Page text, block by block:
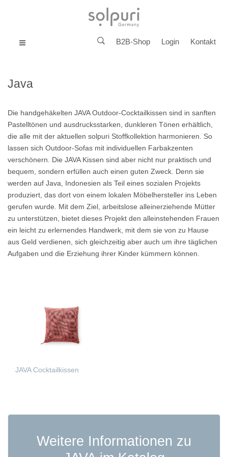
MENU B2B-Shop Login Kontakt
Java
Die handgehäkelten JAVA Outdoor-Cocktailkissen sind in sanften
Pastelltönen und ausdrucksstarken, dunkleren Tönen erhältlich,
die alle mit der aktuellen solpuri Stoffkollektion harmonieren. So
lassen sich Outdoor-Sofas mit individuellen Farbakzenten
verschönern. Die JAVA Kissen sind aber nicht nur praktisch und
bequem, sondern erfüllen auch einen guten Zweck. Denn sie
werden auf Java, Indonesien als Teil eines sozialen Projekts
produziert, das dort von einem lokalen Möbelhersteller ins Leben
gerufen wurde. Mit dem Ziel, arbeitslose alleinerziehende Mütter
zu unterstützen, bietet dieses Projekt den alleinstehenden Frauen
ein leicht zu erlernendes Handwerk, mit dem sie von zu Hause
aus Geld verdienen, sich gleichzeitig aber auch um ihre täglichen
Aufgaben und die Erziehung ihrer Kinder kümmern können.
JAVA Cocktailkissen
Weitere Informationen zu